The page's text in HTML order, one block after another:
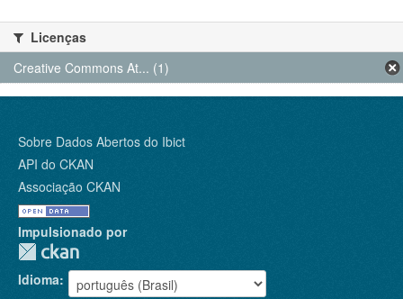
Licenças
Creative Commons At... (1)
Sobre Dados Abertos do Ibict
API do CKAN
Associação CKAN
Impulsionado por
Idioma